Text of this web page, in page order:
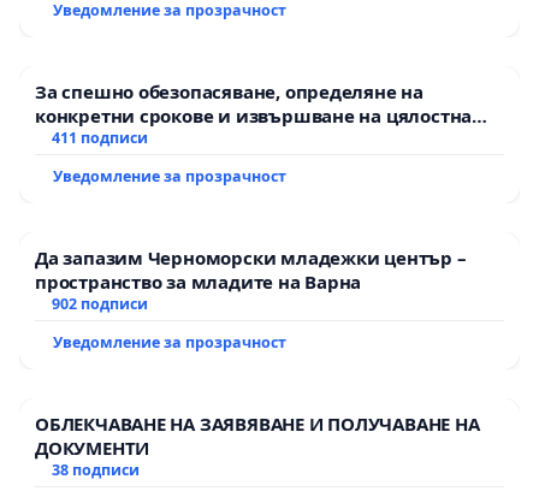
Уведомление за прозрачност
За спешно обезопасяване, определяне на
конкретни срокове и извършване на цялостна
рехабилитация на републиканския път между
Мирово - к.к. Момин проход
411 подписи
Уведомление за прозрачност
Да запазим Черноморски младежки център –
пространство за младите на Варна
902 подписи
Уведомление за прозрачност
ОБЛЕКЧАВАНЕ НА ЗАЯВЯВАНЕ И ПОЛУЧАВАНЕ НА
ДОКУМЕНТИ
38 подписи